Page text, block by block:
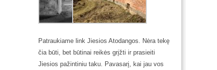
Patraukiame link Jiesios Atodangos. Nėra tekę
čia būti, bet būtinai reikės grįžti ir prasieiti
Jiesios pažintiniu taku. Pavasarį, kai jau vos